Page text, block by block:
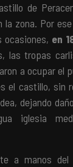
de
zona. Por
ocasiones, en
las tropas
a ocupar el
el castillo, sin
dejando
iglesia
a manos del